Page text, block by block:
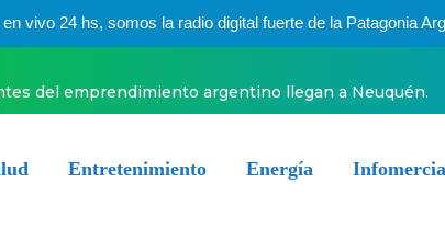
vivo 24 hs, somos la radio digital fuerte de la Patagonia
del emprendimiento argentino llegan a Neuquén.
Entretenimiento Energía